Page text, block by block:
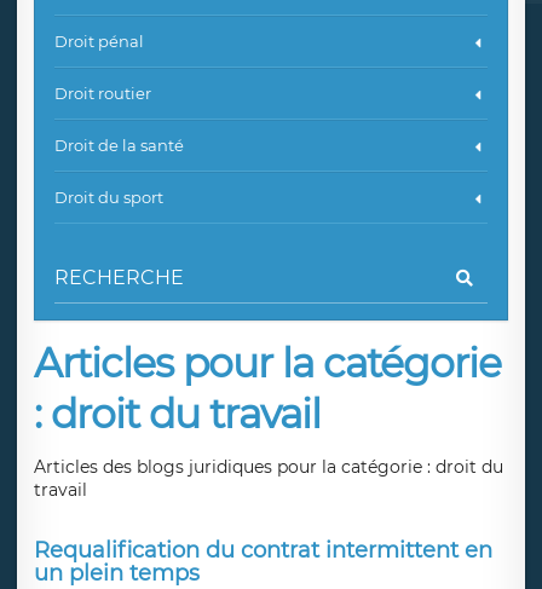
Articles pour la catégorie
: droit du travail
Articles des blogs juridiques pour la catégorie : droit du
travail
Requalification du contrat intermittent en
un plein temps
Droit pénal
Droit routier
Droit de la santé
Droit du sport